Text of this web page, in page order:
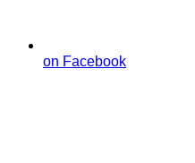
on Facebook